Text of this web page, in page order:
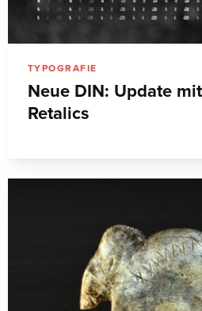
TYPOGRAFIE
Neue DIN: Update
Retalics